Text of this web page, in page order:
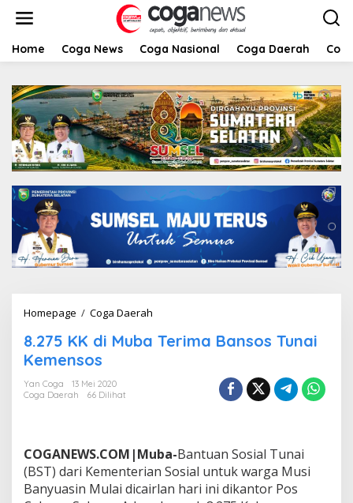
t
Home Coga News Coga Nasional Coga Daerah
Homepage / Coga Daerah
2
u
b
a
T
8.275 KK di Muba Terima Bansos Tunai
Kemensos
Yan Coga
13 Mei 2020
Coga Daerah
66 Dilihat
COGANEWS.COM|Muba-Bantuan Sosial Tunai
(BST) dari Kementerian Sosial untuk warga Musi
Banyuasin Mulai dicairlan hari ini dikantor Pos